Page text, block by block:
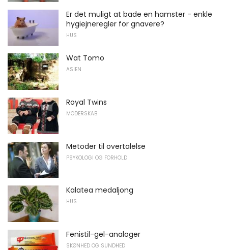
Er det muligt at bade en hamster - enkle
hygiejneregler for gnavere?
HUS
Wat Tomo
ASIEN
Royal Twins
MODERSKAB
Metoder til overtalelse
PSYKOLOGI OG FORHOLD
Kalatea medaljong
HUS
Fenistil-gel-analoger
SKØNHED OG SUNDHED